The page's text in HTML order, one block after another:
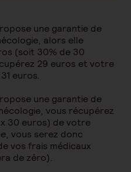
une garantie de
alors elle
(soit 30% de 30
29 euros et votre
euros.
une garantie de
vous récupérez
30 euros) de votre
vous serez donc
vos frais médicaux
de zéro).